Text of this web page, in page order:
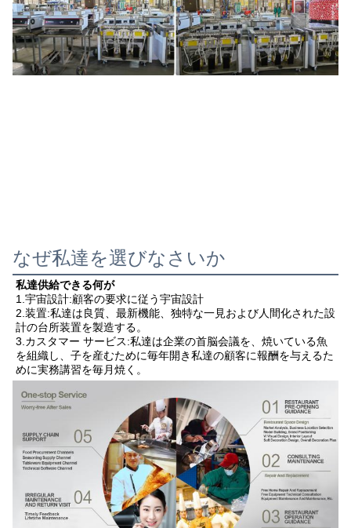
なぜ私達を選びなさいか
私達供給できる何が
1.宇宙設計:顧客の要求に従う宇宙設計
2.装置:私達は良質、最新機能、独特な一見および人間化された設
計の台所装置を製造する。
3.カスタマー サービス:私達は企業の首脳会議を、焼いている魚
を組織し、子を産むために毎年開き私達の顧客に報酬を与えるた
めに実務講習を毎月焼く。